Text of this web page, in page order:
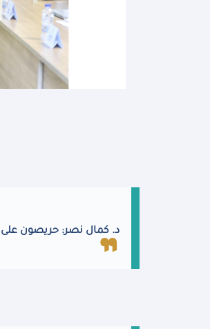
د. كمال نصر: حريصون على